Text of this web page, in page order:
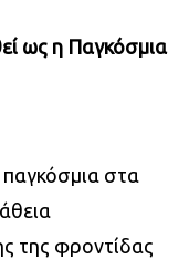
ως η Παγκόσμια
στα
της φροντίδας